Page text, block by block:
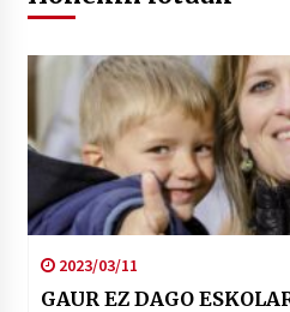
2023/03/11
GAUR EZ DAGO